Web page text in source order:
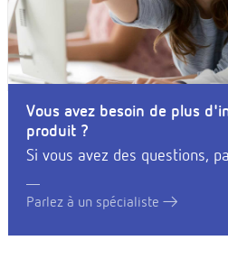
Vous avez besoin de plus
produit ?
Si vous avez des questions,
Parlez à un spécialiste